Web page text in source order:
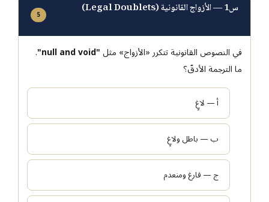
س1 — الأزواج القانونية (Legal Doublets) 5
في النصوص القانونية تتكرر «الأزواج» مثل"null and void"
.
ما الترجمة الأدقّ؟
أ — لاغٍ
ب — باطل ولاغٍ
ج — فارغ ومنعدم